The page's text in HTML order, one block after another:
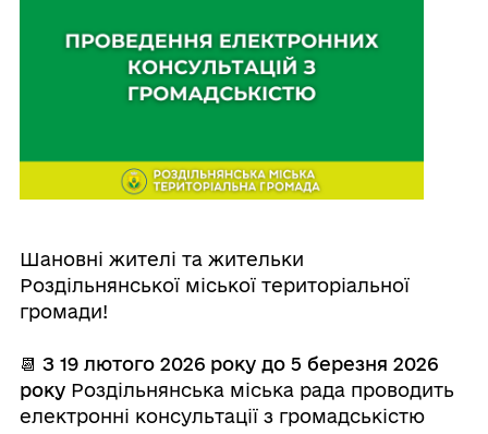
Шановні жителі та жительки
Роздільнянської міської територіальної
громади!
📆 З 19 лютого 2026 року до 5 березня 2026
рокуРоздільнянська міська рада проводить
електронні консультації з громадськістю